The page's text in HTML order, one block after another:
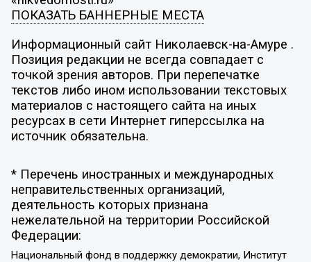
ПОКАЗАТЬ БАННЕРНЫЕ МЕСТА
Информационный сайт Николаевск-на-Амуре .
Позиция редакции не всегда совпадает с
точкой зрения авторов. При перепечатке
текстов либо ином использовании текстовых
материалов с настоящего сайта на иных
ресурсах в сети Интернет гиперссылка на
источник обязательна.
* Перечень иностранных и международных
неправительственных организаций,
деятельность которых признана
нежелательной на территории Российской
Федерации:
Национальный фонд в поддержку демократии, Институт